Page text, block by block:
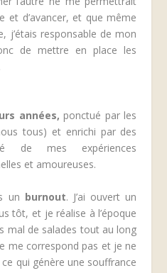
et d’avancer, et que même
j’étais responsable de mon
de mettre en place les
années, ponctué par les
tous) et enrichi par des
de mes expériences
et amoureuses.
un burnout. J’ai ouvert un
tôt, et je réalise à l’époque
mal de salades tout au long
me correspond pas et je ne
qui génère une souffrance